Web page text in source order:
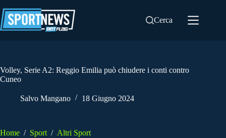
al
contenuto
Cerca
Volley, Serie A2: Reggio Emilia può chiudere i conti contro
Cuneo
Salvo Mangano 18 Giugno 2024
Home / Sport / Altri Sport